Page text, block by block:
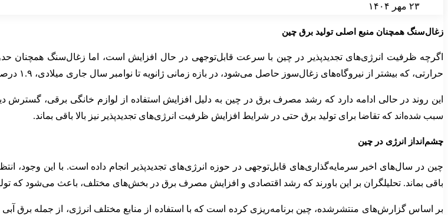
۲۳ مهر ۱۴۰۴
زغال‌سنگ همچنان منبع اصلی تولید برق چین
حرارتی، که بیشتر از نیروگاه‌های زغال‌سوز حاصل می‌شود، در بازه زمانی ژانویه تا نوامبر سال جاری میلادی، ۱.۹ درصد نسبت به مدت مشابه سال گذشته افزایش یافته است.
این روند در حالی ادامه دارد که رشد مصرف برق در چین به دلیل افزایش استفاده از لوازم خانگی برقی،
سبب شده‌اند که تقاضا برای تولید برق حتی در شرایط افزایش ظرفیت انرژی‌های تجدیدپذیر نیز بالا باقی بماند.
چشم‌انداز انرژی در چین
چین در سال‌های اخیر سرمایه‌گذاری‌های قابل‌توجهی در حوزه انرژی‌های تجدیدپذیر انجام داده است. با این وجود،
باقی بماند. تحلیلگران بر این باورند که رشد اقتصادی و افزایش مصرف برق در بخش‌های مختلف، باعث می‌شود که
بر اساس گزارش‌های منتشرشده، چین برنامه‌ریزی کرده است که با استفاده از منابع مختلف انرژی، از جمله